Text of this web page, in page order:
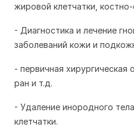
жировой клетчатки,
- Диагностика и лечение
заболеваний кожи и
- первичная
ран и т.д.
- Удаление инородного
клетчатки.